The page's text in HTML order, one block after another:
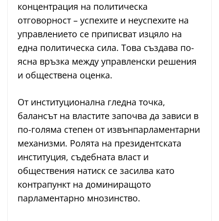
концентрация на политическа
отговорност – успехите и неуспехите на
управлението се приписват изцяло на
една политическа сила. Това създава по-
ясна връзка между управленски решения
и обществена оценка.
От институционална гледна точка,
балансът на властите започва да зависи в
по-голяма степен от извънпарламентарни
механизми. Ролята на президентската
институция, съдебната власт и
обществения натиск се засилва като
контрапункт на доминиращото
парламентарно мнозинство.